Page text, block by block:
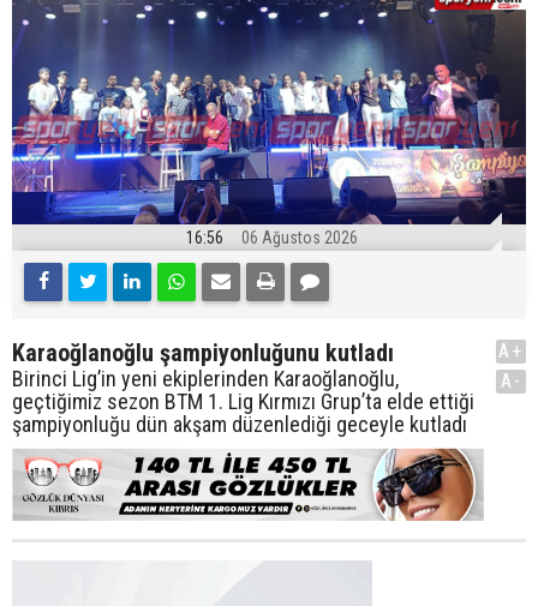
16:56 06 Ağustos 2026
Karaoğlanoğlu şampiyonluğunu kutladı
Birinci Lig’in yeni ekiplerinden Karaoğlanoğlu,
geçtiğimiz sezon BTM 1. Lig Kırmızı Grup’ta elde ettiği
şampiyonluğu dün akşam düzenlediği geceyle kutladı
A+
A-